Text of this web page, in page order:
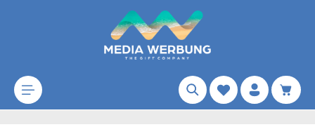
Zum Hauptinhalt springen
Merkzettel